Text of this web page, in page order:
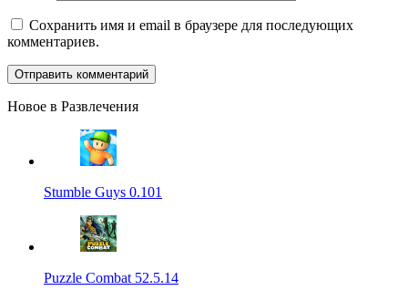
Сохранить имя и email в браузере для последующих
комментариев.
Новое в Развлечения
Stumble Guys 0.101
Puzzle Combat 52.5.14